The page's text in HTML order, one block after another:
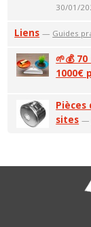
30/01/
Liens — Guides
🌱💰
1000€
sites —